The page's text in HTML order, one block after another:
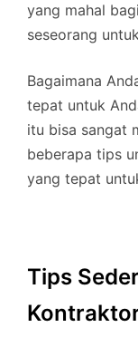
yang mahal
seseorang
Bagaimana
tepat untuk
itu bisa sangat
beberapa tips
yang tepat
Tips